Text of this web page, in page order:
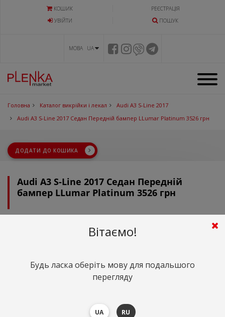
КОШИК
РЕЄСТРАЦІЯ
УВIЙТИ
ПОШУК
МОВА UA
Головна Каталог викрійки і лекал
Audi A3 S-Line 2017
Audi A3 S-Line 2017 Седан Передній бампер LLumar Platinum 3526 грн
ДОДАТИ ДО КОШИКА
Audi A3 S-Line 2017 Седан Передній
бампер LLumar Platinum 3526 грн
грн. ($76.83)
Вітаємо!
Будь ласка оберіть мову для подальшого
перегляду
UA RU